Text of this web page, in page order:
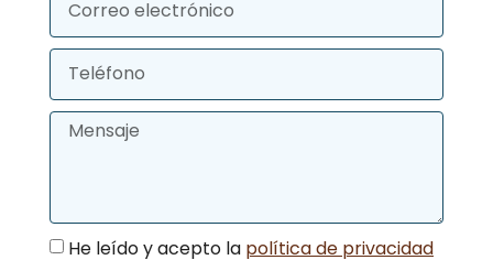
He leído y acepto la política de privacidad